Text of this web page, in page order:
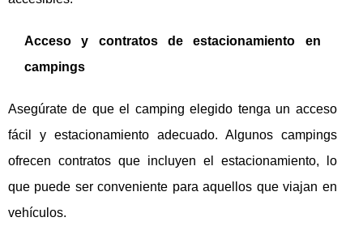
Acceso y contratos de estacionamiento en
campings
Asegúrate de que el camping elegido tenga un acceso
fácil y estacionamiento adecuado. Algunos campings
ofrecen contratos que incluyen el estacionamiento, lo
que puede ser conveniente para aquellos que viajan en
vehículos.